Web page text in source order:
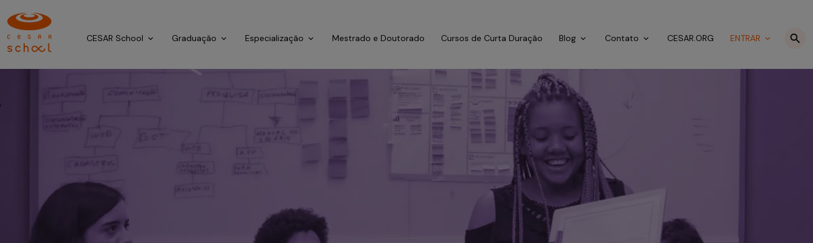
CESAR School Graduação Especialização Mestrado e Doutorado Cursos de Curta Duração Blog Contato CESAR.ORG ENTRAR